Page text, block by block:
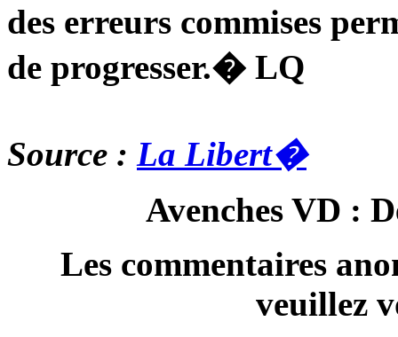
des erreurs commises
de progresser.� LQ
Source : La Libert�
Avenches VD :
Les commentaires
veuillez